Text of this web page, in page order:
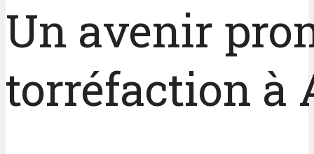
Un avenir
torréfaction à